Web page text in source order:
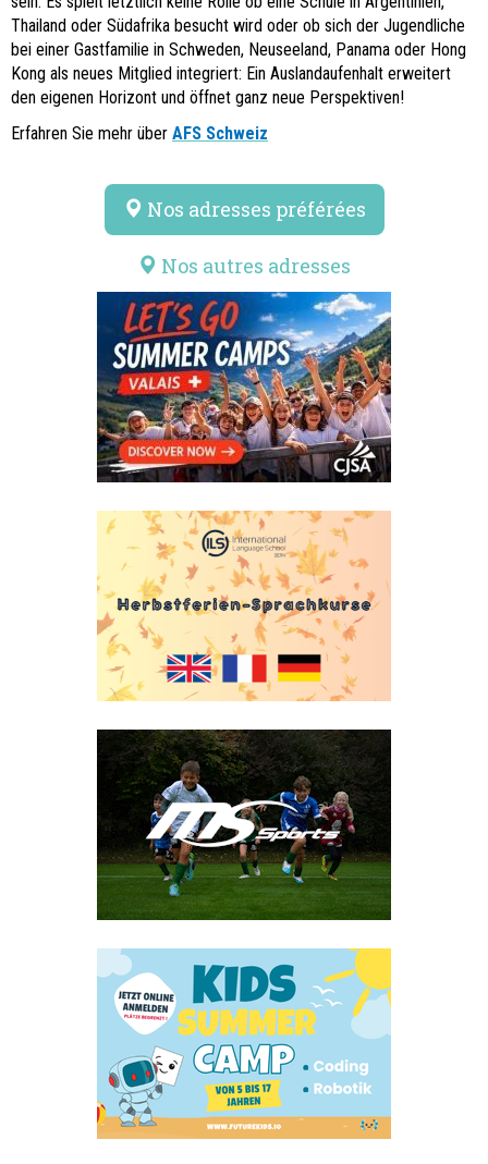
Thailand oder Südafrika besucht wird oder ob sich der Jugendliche
bei einer Gastfamilie in Schweden, Neuseeland, Panama oder Hong
Kong als neues Mitglied integriert: Ein Auslandaufenhalt erweitert
den eigenen Horizont und öffnet ganz neue Perspektiven!
Erfahren Sie mehr über AFS Schweiz
Nos adresses préférées
Nos autres adresses